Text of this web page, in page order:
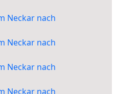
Neckar nach
Neckar nach
Neckar nach
Neckar nach